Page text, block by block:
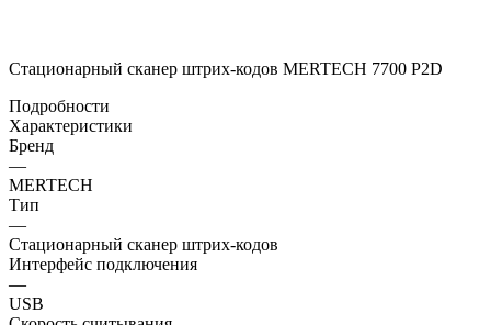
Стационарный сканер штрих-кодов MERTECH 7700 P2D
Подробности
Характеристики
Бренд
—
MERTECH
Тип
—
Стационарный сканер штрих-кодов
Интерфейс подключения
—
USB